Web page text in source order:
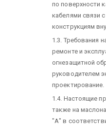
по поверхности
кабелями связи
конструкциям
1.3. Требования
ремонте и
огнезащитной
руководителем
проектирование.
1.4. Настоящие
также на
"А" в